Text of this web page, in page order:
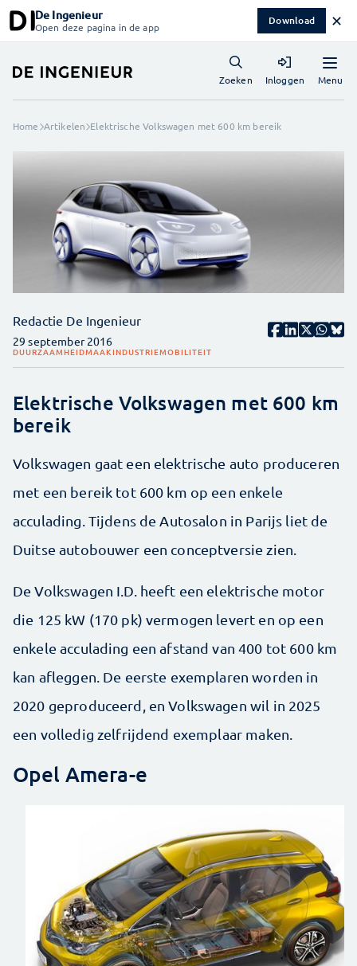
De Ingenieur
Open deze pagina in de app Download ✕
Menu
Zoeken Inloggen
Home Artikelen Elektrische Volkswagen met 600 km bereik
Redactie De Ingenieur
29 september 2016
DUURZAAMHEIDMAAKINDUSTRIEMOBILITEIT
Elektrische Volkswagen met 600 km
bereik
Volkswagen gaat een elektrische auto produceren
met een bereik tot 600 km op een enkele
acculading. Tijdens de Autosalon in Parijs liet de
Duitse autobouwer een conceptversie zien.
De Volkswagen I.D. heeft een elektrische motor
die 125 kW (170 pk) vermogen levert en op een
enkele acculading een afstand van 400 tot 600 km
kan afleggen. De eerste exemplaren worden in
2020 geproduceerd, en Volkswagen wil in 2025
een volledig zelfrijdend exemplaar maken.
Opel Amera-e